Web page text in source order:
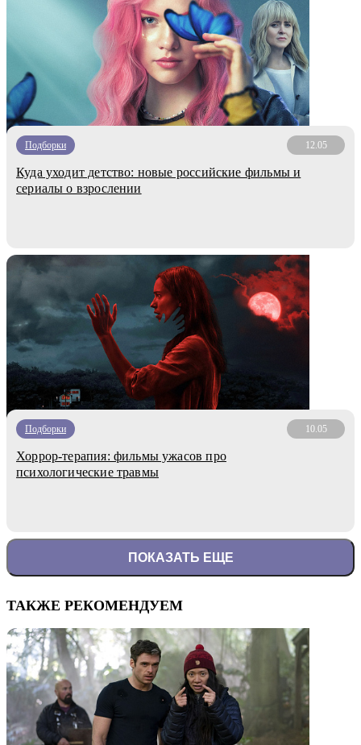
Подборки 12.05
Куда уходит детство: новые российские фильмы и
сериалы о взрослении
Подборки 10.05
Хоррор-терапия: фильмы ужасов про
психологические травмы
ПОКАЗАТЬ ЕЩЕ
ТАКЖЕ РЕКОМЕНДУЕМ